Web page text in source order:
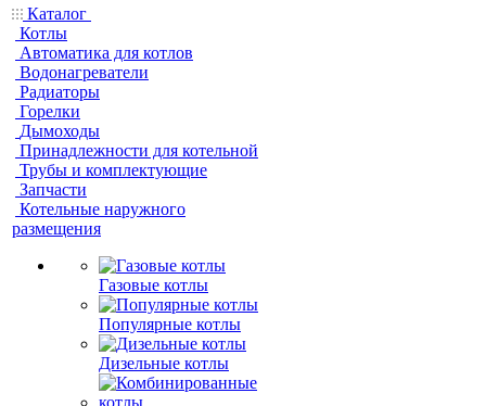
Каталог
Котлы
Автоматика для котлов
Водонагреватели
Радиаторы
Горелки
Дымоходы
Принадлежности для котельной
Трубы и комплектующие
Запчасти
Котельные наружного
размещения
Газовые котлы
Популярные котлы
Дизельные котлы